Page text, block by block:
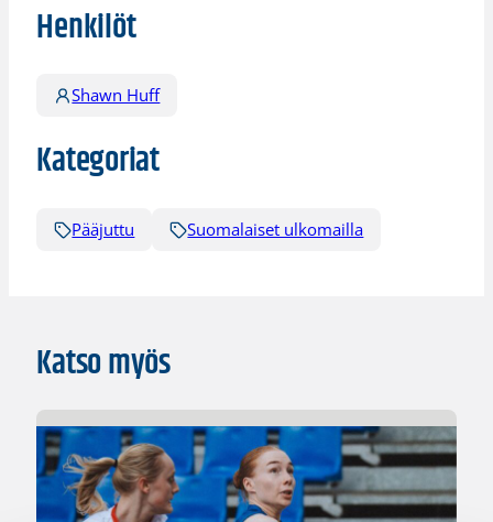
Henkilöt
Shawn Huff
Kategoriat
Pääjuttu Suomalaiset ulkomailla
Katso myös